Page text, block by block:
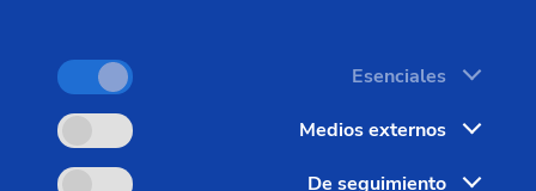
Como organismo responsable de la formación del
Grupo EMAG, EMAG Academy se encarga de la
capacitación y formación continua de sus
Esenciales
Medios externos
De seguimiento